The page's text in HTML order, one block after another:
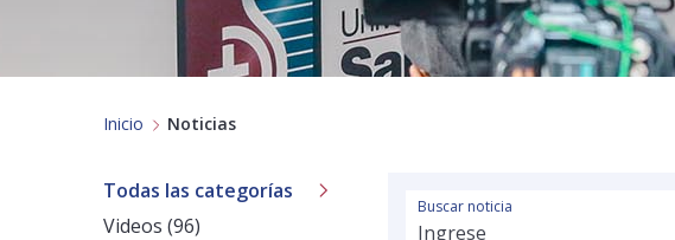
Inicio Noticias
Todas las categorías
Videos (96)
Buscar noticia